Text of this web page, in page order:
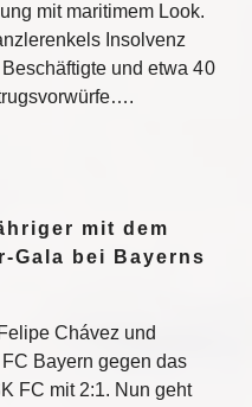
mit maritimem Look.
Insolvenz
und etwa 40
mit dem
Gala bei Bayerns
Chávez und
Bayern gegen das
FC mit 2:1. Nun geht